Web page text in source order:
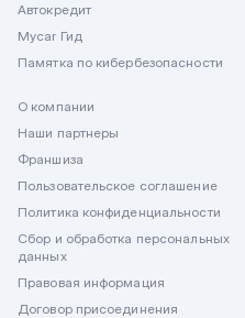
Автокредит
Mycar Гид
Памятка по кибербезопасности
О компании
Наши партнеры
Франшиза
Пользовательское соглашение
Политика конфиденциальности
Сбор и обработка персональных
данных
Правовая информация
Договор присоединения